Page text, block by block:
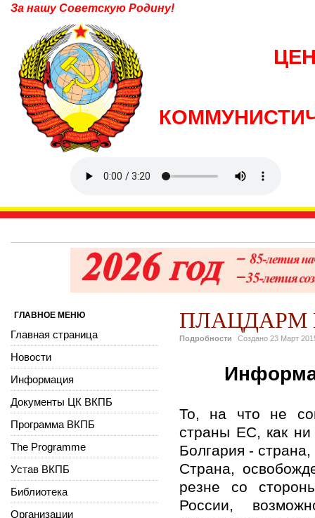
За нашу Советскую Родину!
ПЛАЦДАРМ
Подробности Создано 23 Март
То, на что не
страны ЕС, как ни
Болгария -
Страна,
резне со
России,
ГЛАВНОЕ МЕНЮ
Главная страница
Новости
Информация
Документы ЦК ВКПБ
Программа ВКПБ
The Programme
Устав ВКПБ
Библиотека
Организации